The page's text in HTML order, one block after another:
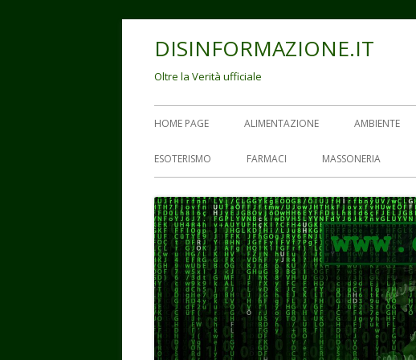
DISINFORMAZIONE.IT
Oltre la Verità ufficiale
Menu
principale
HOME PAGE ALIMENTAZIONE AMBIENTE
ESOTERISMO FARMACI MASSONERIA